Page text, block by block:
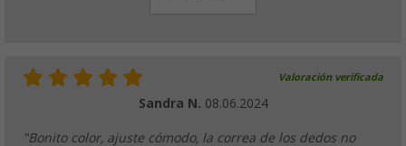
Valoración verificada
Sandra N. 08.06.2024
"Bonito color, ajuste cómodo, la correa de los dedos no